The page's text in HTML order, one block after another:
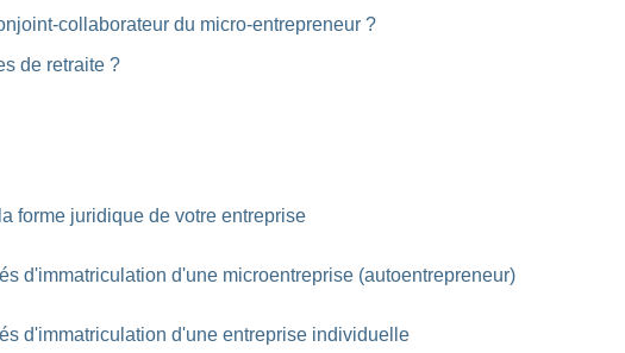
collaborateur du micro-entrepreneur ?
de retraite ?
forme juridique de votre entreprise
d'immatriculation d'une microentreprise (autoentrepreneur)
d'immatriculation d'une entreprise individuelle